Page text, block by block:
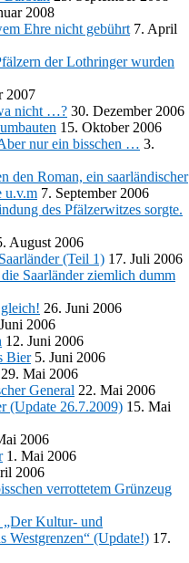
2008
Ehre nicht gebührt 7. April
der Lothringer wurden
2007
nicht …? 30. Dezember 2006
15. Oktober 2006
nur ein bisschen … 3.
den Roman, ein saarländischer
u.v.m 7. September 2006
des Pfälzerwitzes sorgte.
August 2006
(Teil 1) 17. Juli 2006
Saarländer ziemlich dumm
26. Juni 2006
2006
12. Juni 2006
Bier 5. Juni 2006
29. Mai 2006
General 22. Mai 2006
(Update 26.7.2009) 15. Mai
2006
1. Mai 2006
2006
verrottetem Grünzeug
Kultur- und
Westgrenzen“ (Update!) 17.